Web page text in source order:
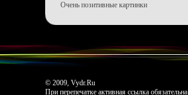
Очень позитивные картинки
© 2009, Vydr.Ru
При перепечатке активная ссылка обязательна